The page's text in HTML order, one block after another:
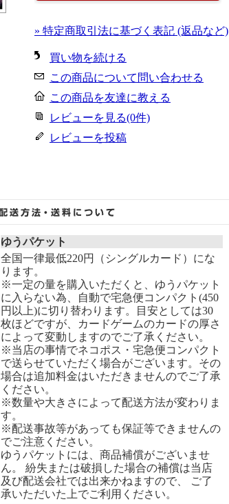
» 特定商取引法に基づく表記 (返品など)
買い物を続ける
この商品について問い合わせる
この商品を友達に教える
レビューを見る(0件)
レビューを投稿
ゆうパケット
全国一律最低220円（シングルカード）にな
ります。
※一定の量を購入いただくと、ゆうパケット
に入らない為、自動で宅急便コンパクト(450
円以上)に切り替わります。目安としては30
枚ほどですが、カードゲームのカードの厚さ
によって変動しますのでご了承ください。
※当店の事情でネコポス・宅急便コンパクト
で送らせていただく場合がございます。その
場合は追加料金はいただきませんのでご了承
ください。
※数量や大きさによって配送方法が変わりま
す。
※配送事故等があっても保証等できませんの
でご注意ください。
ゆうパケットには、商品補償がございませ
ん。 紛失または破損した場合の補償は当店
及び配送会社では出来かねますので、 ご了
承いただいた上でご利用ください。